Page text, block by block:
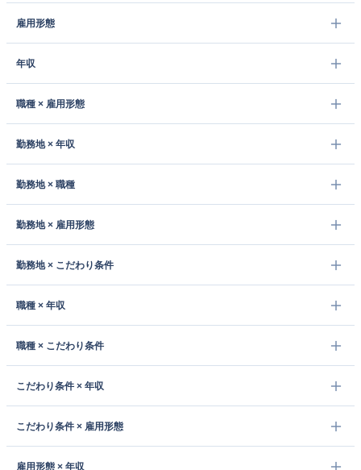
雇用形態
年収
職種 × 雇用形態
勤務地 × 年収
勤務地 × 職種
勤務地 × 雇用形態
勤務地 × こだわり条件
職種 × 年収
職種 × こだわり条件
こだわり条件 × 年収
こだわり条件 × 雇用形態
雇用形態 × 年収